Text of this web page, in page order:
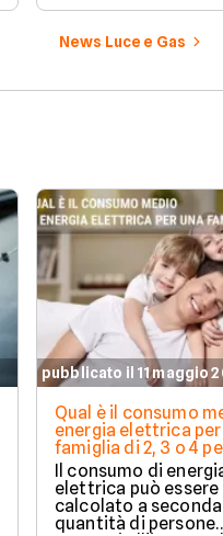
News Luce e Gas
pubblicato il 11 maggio
Qual è il consumo
energia elettrica per
famiglia di 2, 3 o 4
Il consumo di
elettrica può essere
calcolato a
quantità di persone